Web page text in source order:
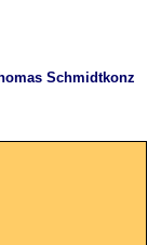
Schmidtkonz